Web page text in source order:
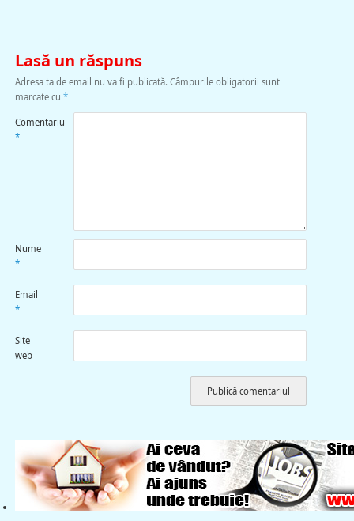
Lasă un răspuns
Adresa ta de email nu va fi publicată. Câmpurile obligatorii sunt
marcate cu *
Comentariu
*
Nume
*
Email
*
Site
web